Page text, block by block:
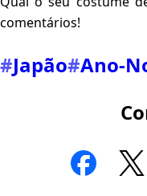
comentários!
#Japão#Ano-